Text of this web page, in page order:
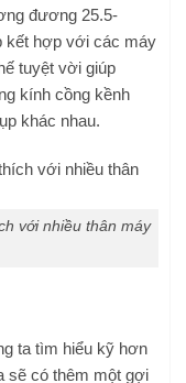
đương 25.5-
kết hợp với các máy
tuyệt vời giúp
kính cồng kềnh
khác nhau.
với nhiều thân máy
ta tìm hiểu kỹ hơn
sẽ có thêm một gợi